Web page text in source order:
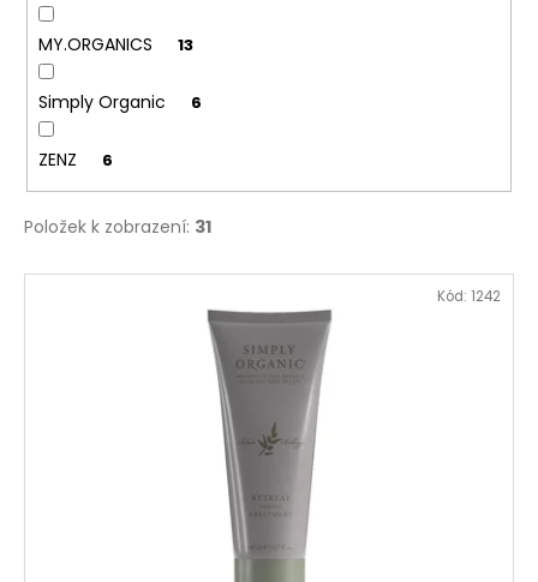
MY.ORGANICS 13
Simply Organic 6
ZENZ 6
Položek k zobrazení: 31
V Kód: 1242
Kč